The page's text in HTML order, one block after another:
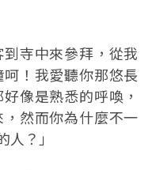
寺中來參拜，從我
！我愛聽你那悠長
像是熟悉的呼喚，
然而你為什麼不一
？」